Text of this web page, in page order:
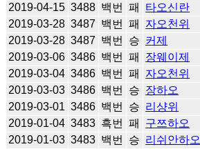
2019-04-15 3488 백번 패 타오신란
2019-03-28 3487 백번 패 자오천위
2019-03-28 3487 백번 승 커제
2019-03-06 3486 백번 패 장웨이제
2019-03-04 3486 백번 패 자오천위
2019-03-03 3486 백번 승 장하오
2019-03-01 3486 백번 승 리샹위
2019-01-04 3483 흑번 패 구쯔하오
2019-01-03 3483 백번 승 리쉬안하오